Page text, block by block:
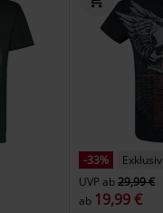
-33%
Exklusiv
UVPab29,99 €
ab 19,99 €